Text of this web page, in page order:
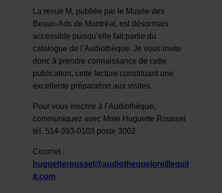
La revue M, publiée par le Musée des
Beaux-Arts de Montréal, est désormais
accessible puisqu’elle fait partie du
catalogue de l’Audiothèque. Je vous invite
donc à prendre connaissance de cette
publication, cette lecture constituant une
excellente préparation aux visites.
Pour vous inscrire à l’Audiothèque,
communiquez avec Mme Huguette Roussel
tél. 514-393-0103 poste 3002
Courriel :
huguetteroussel@audiothequeloreillequil
it.com